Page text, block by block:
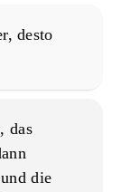
desto
das
die